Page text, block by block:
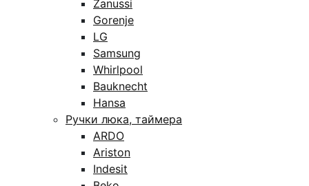
Zanussi
Gorenje
LG
Samsung
Whirlpool
Bauknecht
Hansa
Ручки люка, таймера
ARDO
Ariston
Indesit